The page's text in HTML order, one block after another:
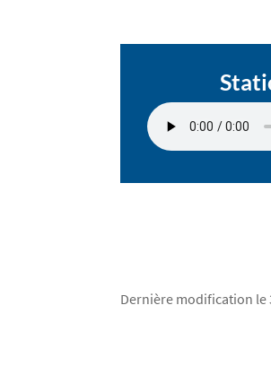
Dernière modification le